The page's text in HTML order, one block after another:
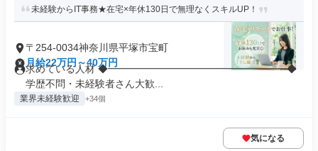
未経験からIT事務★在宅×年休130日で無理なくスキルUP！
〒254-0034神奈川県平塚市宝町
月給22万円～40万円
求めている人材 ◆━━━━━━━━━━━━━━━━━━◆
学歴不問・未経験者さん大歓...
業界未経験歓迎 +34個
気になる